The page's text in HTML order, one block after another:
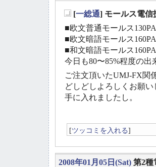
[一総通] モールス電信
■欧文普通モールス
■欧文暗語モールス
■和文暗語モールス
今日も80〜85%程度の出
ご注文頂いたUMJ-FX関
どしどしよろしくお願
手に入れましたし。
[ツッコミを入れる]
2008年01月05日(Sat) 第2種